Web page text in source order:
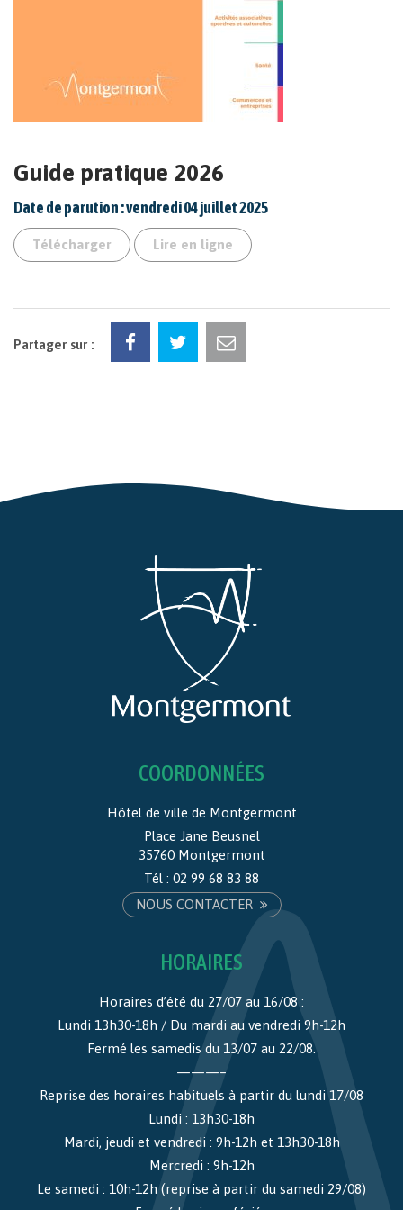
Guide pratique 2026
Date de parution : vendredi 04 juillet 2025
Télécharger Lire en ligne
Partager sur :
COORDONNÉES
Hôtel de ville de Montgermont
Place Jane Beusnel
35760 Montgermont
Tél : 02 99 68 83 88
NOUS CONTACTER
HORAIRES
Horaires d’été du 27/07 au 16/08 :
Lundi 13h30-18h / Du mardi au vendredi 9h-12h
Fermé les samedis du 13/07 au 22/08.
———–
Reprise des horaires habituels à partir du lundi 17/08
Lundi : 13h30-18h
Mardi, jeudi et vendredi : 9h-12h et 13h30-18h
Mercredi : 9h-12h
Le samedi : 10h-12h (reprise à partir du samedi 29/08)